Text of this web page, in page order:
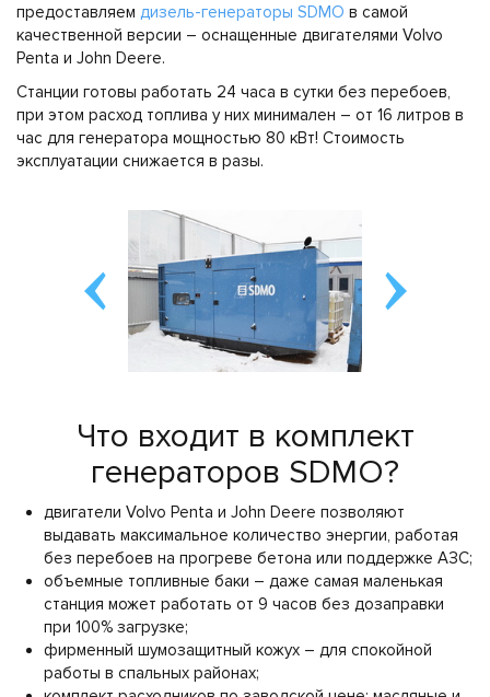
предоставляем дизель-генераторы SDMO в самой
качественной версии – оснащенные двигателями Volvo
Penta и John Deere.
Станции готовы работать 24 часа в сутки без перебоев,
при этом расход топлива у них минимален – от 16 литров в
час для генератора мощностью 80 кВт! Стоимость
эксплуатации снижается в разы.
Что входит в комплект
генераторов SDMO?
двигатели Volvo Penta и John Deere позволяют
выдавать максимальное количество энергии, работая
без перебоев на прогреве бетона или поддержке АЗС;
объемные топливные баки – даже самая маленькая
станция может работать от 9 часов без дозаправки
при 100% загрузке;
фирменный шумозащитный кожух – для спокойной
работы в спальных районах;